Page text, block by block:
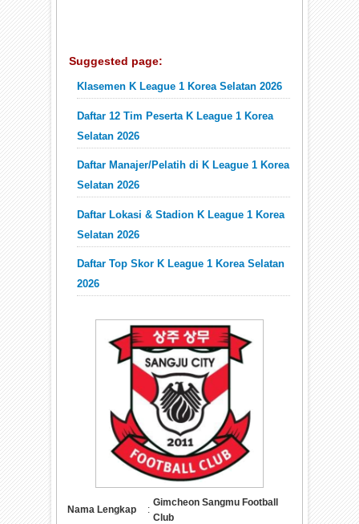
Suggested page:
Klasemen K League 1 Korea Selatan 2026
Daftar 12 Tim Peserta K League 1 Korea
Selatan 2026
Daftar Manajer/Pelatih di K League 1 Korea
Selatan 2026
Daftar Lokasi & Stadion K League 1 Korea
Selatan 2026
Daftar Top Skor K League 1 Korea Selatan
2026
Nama Lengkap :
Gimcheon Sangmu Football
Club